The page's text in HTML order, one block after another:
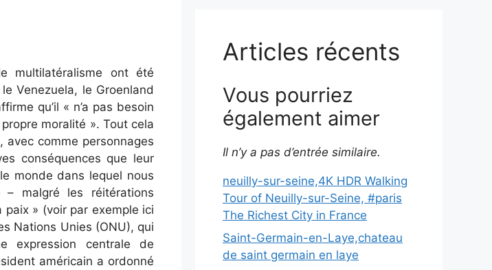
multilatéralisme ont été
Venezuela, le Groenland
qu’il « n’a pas besoin
moralité ». Tout cela
comme personnages
conséquences que leur
monde dans lequel nous
– malgré les réitérations
» (voir par exemple ici
Nations Unies (ONU), qui
expression centrale de
américain a ordonné
Articles récents
Vous pourriez
également aimer
Il n’y a pas d’entrée similaire.
neuilly-sur-seine,4K HDR Walking
Tour of Neuilly-sur-Seine, #paris
The Richest City in France
Saint-Germain-en-Laye,chateau
de saint germain en laye